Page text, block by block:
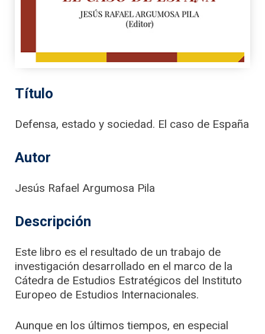
Título
Defensa, estado y sociedad. El caso de España
Autor
Jesús Rafael Argumosa Pila
Descripción
Este libro es el resultado de un trabajo de
investigación desarrollado en el marco de la
Cátedra de Estudios Estratégicos del Instituto
Europeo de Estudios Internacionales.
Aunque en los últimos tiempos, en especial